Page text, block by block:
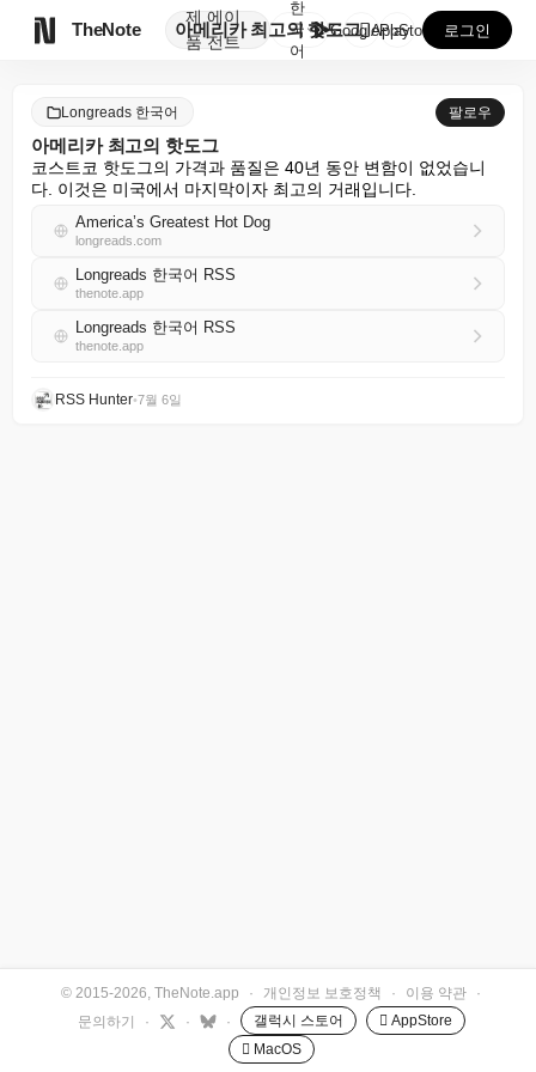
TheNote
제
품
에이
전트
아메리카 최고의 핫도그
한
국
어
GooglePlay
AppStore 로그인
Longreads 한국어 팔로우
아메리카 최고의 핫도그
코스트코 핫도그의 가격과 품질은 40년 동안 변함이 없었습니
다. 이것은 미국에서 마지막이자 최고의 거래입니다.
America’s Greatest Hot Dog
longreads.com
Longreads 한국어 RSS
thenote.app
Longreads 한국어 RSS
thenote.app
RSS Hunter•7월 6일
© 2015-2026, TheNote.app · 개인정보 보호정책 · 이용 약관
·
문의하기
· · · 갤럭시 스토어
 AppStore
 MacOS